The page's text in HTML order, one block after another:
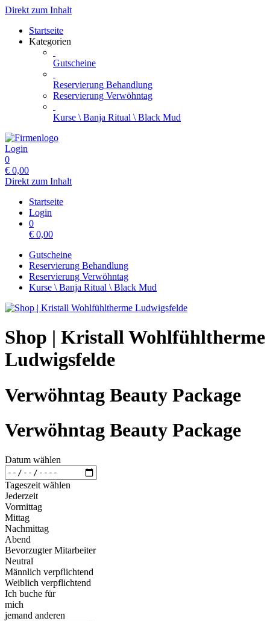
Direkt zum Inhalt
Startseite
Kategorien
Gutscheine
Reservierung Behandlung
Reservierung Verwöhntag
Kurse \ Banja Ritual \ Black Mud
Login
0
€ 0,00
Direkt zum Inhalt
Startseite
Login
0
€ 0,00
Gutscheine
Reservierung Behandlung
Reservierung Verwöhntag
Kurse \ Banja Ritual \ Black Mud
Shop | Kristall Wohlfühltherme
Ludwigsfelde
Verwöhntag Beauty Package
Verwöhntag Beauty Package
Datum wählen
Tageszeit wählen
Jederzeit
Vormittag
Mittag
Nachmittag
Abend
Bevorzugter Mitarbeiter
Neutral
Männlich verpflichtend
Weiblich verpflichtend
Ich buche für
mich
jemand anderen